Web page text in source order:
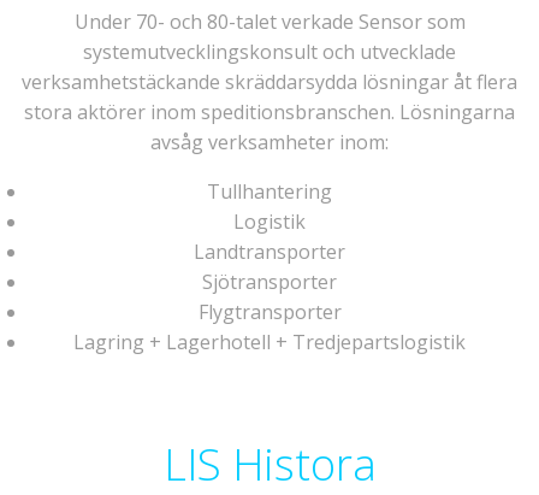
Under 70- och 80-talet verkade Sensor som
systemutvecklingskonsult och utvecklade
verksamhetstäckande skräddarsydda lösningar åt flera
stora aktörer inom speditionsbranschen. Lösningarna
avsåg verksamheter inom:
Tullhantering
Logistik
Landtransporter
Sjötransporter
Flygtransporter
Lagring + Lagerhotell + Tredjepartslogistik
LIS Histora